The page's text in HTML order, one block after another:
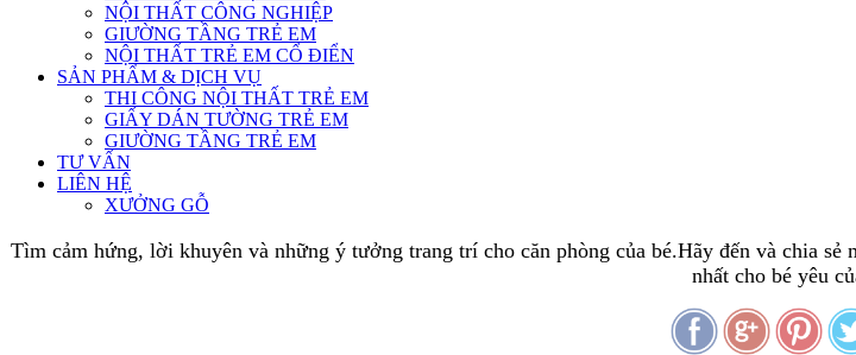
NỘI THẤT CÔNG NGHIỆP
GIƯỜNG TẦNG TRẺ EM
NỘI THẤT TRẺ EM CỔ ĐIỂN
SẢN PHẨM & DỊCH VỤ
THI CÔNG NỘI THẤT TRẺ EM
GIẤY DÁN TƯỜNG TRẺ EM
GIƯỜNG TẦNG TRẺ EM
TƯ VẤN
LIÊN HỆ
XƯỞNG GỖ
Tìm cảm hứng, lời khuyên và những ý tưởng trang trí cho căn phòng của bé.Hãy đến và chia
nhất cho bé yêu